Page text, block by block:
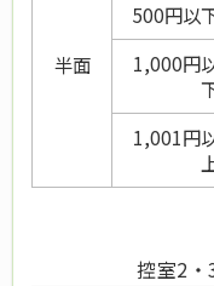
半面
500円以
1,000円
1,001円
控室2